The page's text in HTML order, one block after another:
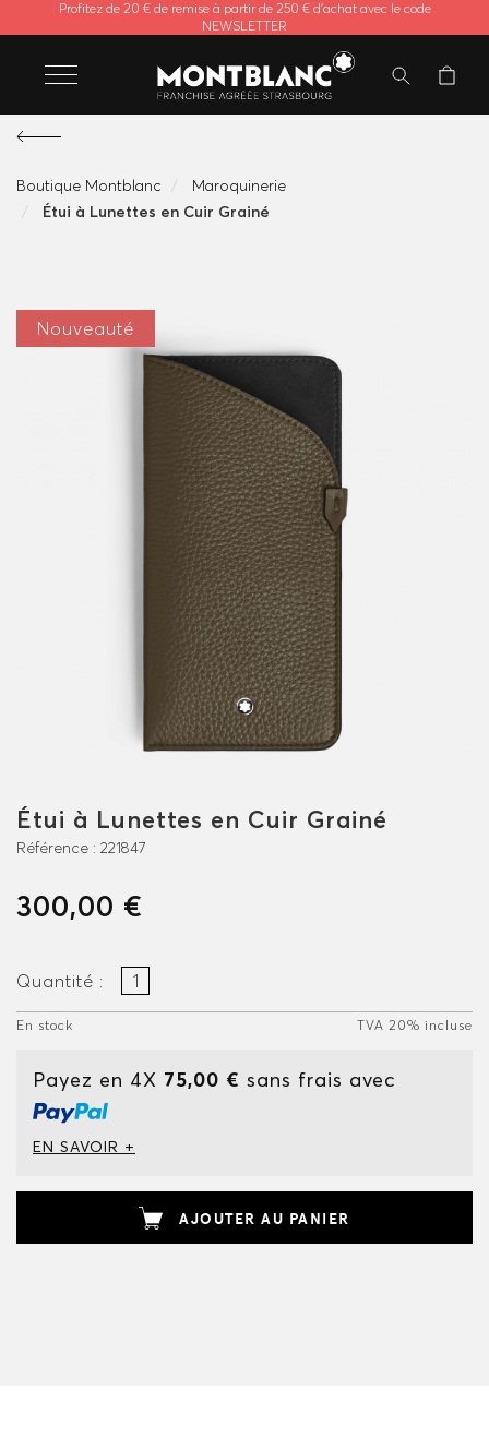
Profitez de 20 € de remise à partir de 250 € d'achat avec le code
NEWSLETTER
Boutique Montblanc
Maroquinerie
Étui à Lunettes en Cuir Grainé
Nouveauté
Étui à Lunettes en Cuir Grainé
Référence : 221847
300,00 €
Quantité :
En stock TVA 20% incluse
Payez en 4X 75,00 € sans frais avec
EN SAVOIR +
AJOUTER AU PANIER